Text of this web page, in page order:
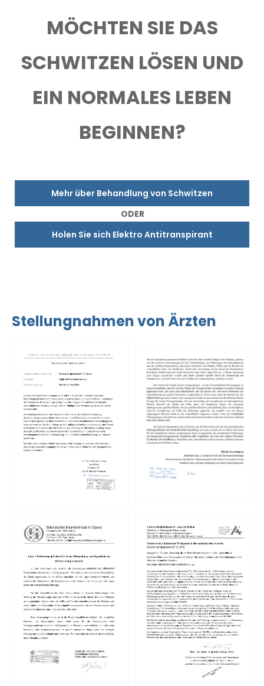
MÖCHTEN SIE DAS
SCHWITZEN LÖSEN UND
EIN NORMALES LEBEN
BEGINNEN?
Mehr über Behandlung von Schwitzen
ODER
Holen Sie sich Elektro Antitranspirant
Stellungnahmen von Ärzten